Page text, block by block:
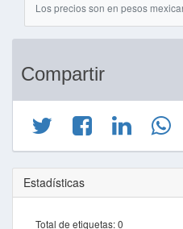
Los precios son en pesos
Compartir
Estadísticas
Total de etiquetas:0